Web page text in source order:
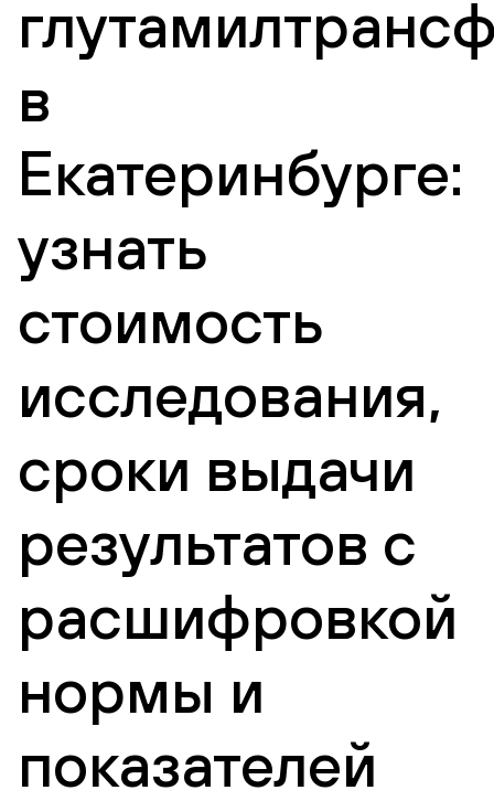
в
Екатеринбурге:
узнать
стоимость
исследования,
сроки выдачи
результатов с
расшифровкой
нормы и
показателей